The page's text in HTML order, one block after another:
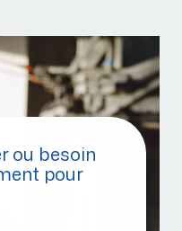
ou besoin
pour